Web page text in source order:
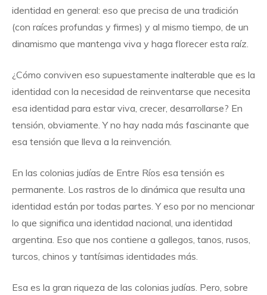
identidad en general: eso que precisa de una tradición
(con raíces profundas y firmes) y al mismo tiempo, de un
dinamismo que mantenga viva y haga florecer esta raíz.
¿Cómo conviven eso supuestamente inalterable que es la
identidad con la necesidad de reinventarse que necesita
esa identidad para estar viva, crecer, desarrollarse? En
tensión, obviamente. Y no hay nada más fascinante que
esa tensión que lleva a la reinvención.
En las colonias judías de Entre Ríos esa tensión es
permanente. Los rastros de lo dinámica que resulta una
identidad están por todas partes. Y eso por no mencionar
lo que significa una identidad nacional, una identidad
argentina. Eso que nos contiene a gallegos, tanos, rusos,
turcos, chinos y tantísimas identidades más.
Esa es la gran riqueza de las colonias judías. Pero, sobre